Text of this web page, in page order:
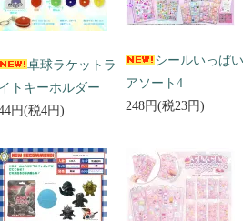
卓球ラケットラ
イトキーホルダー
円(税4円)
シールいっぱい
アソート4
248円(税23円)